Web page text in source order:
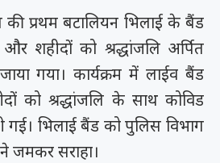
प्रथम बटालियन भिलाई के बैंड
और शहीदों को श्रद्धांजलि अर्पित
गया। कार्यक्रम में लाईव बैंड
को श्रद्धांजलि के साथ कोविड
गई। भिलाई बैंड को पुलिस विभाग
जमकर सराहा।